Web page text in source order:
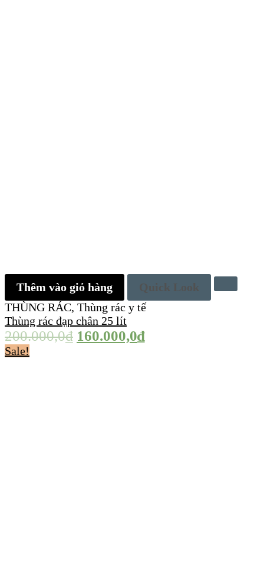
Thêm vào giỏ hàng
Quick Look
THÙNG RÁC, Thùng rác y tế
Thùng rác đạp chân 25 lít
200.000,0₫ 160.000,0₫
Sale!